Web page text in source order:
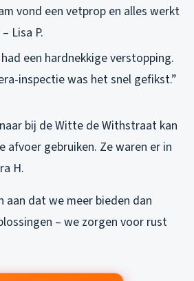
vond een vetprop en alles werkt
Lisa P.
een hardnekkige verstopping.
inspectie was het snel gefikst.”
bij de Witte de Withstraat kan
afvoer gebruiken. Ze waren er in
H.
aan dat we meer bieden dan
– we zorgen voor rust